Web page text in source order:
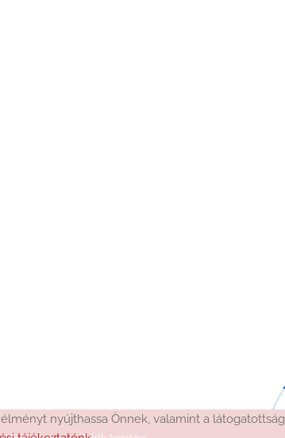
nyújthassa Önnek, valamint a látogatottság